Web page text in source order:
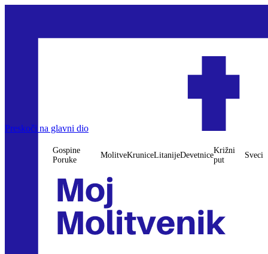
Preskoči na glavni dio
Gospine
Poruke
MolitveKruniceLitanijeDevetnice
Križni
put
Sveci